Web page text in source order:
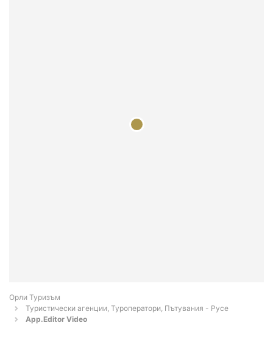
Орли Туризъм
Туристически агенции, Туроператори, Пътувания - Русе
App.Editor Video